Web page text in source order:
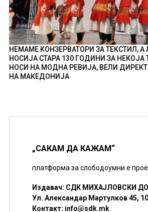
НЕМАМЕ КОНЗЕРВАТОРИ ЗА ТЕКСТИЛ, А
НОСИЈА СТАРА 130 ГОДИНИ ЗА НЕКОЈА
НОСИ НА МОДНА РЕВИЈА, ВЕЛИ
НА МАКЕДОНИЈА
„САКАМ ДА КАЖАМ“
платформа за слободоумни е
Издавач: СДК МИХАЈЛОВСКИ
Ул. Александар Мартулков 45,
Контакт: info@sdk.mk